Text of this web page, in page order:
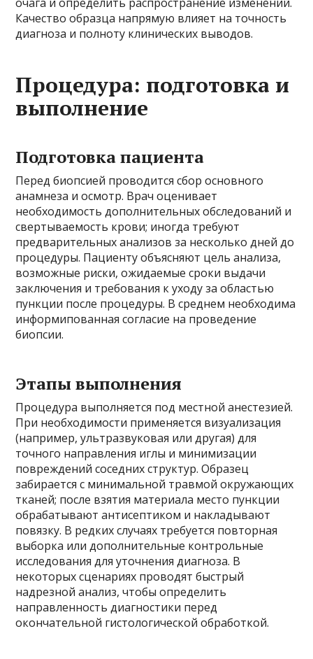
Качество образца напрямую влияет на точность
диагноза и полноту клинических выводов.
Процедура: подготовка и
выполнение
Подготовка пациента
Перед биопсией проводится сбор основного
анамнеза и осмотр. Врач оценивает
необходимость дополнительных обследований и
свертываемость крови; иногда требуют
предварительных анализов за несколько дней до
процедуры. Пациенту объясняют цель анализа,
возможные риски, ожидаемые сроки выдачи
заключения и требования к уходу за областью
пункции после процедуры. В среднем необходима
информипованная согласие на проведение
биопсии.
Этапы выполнения
Процедура выполняется под местной анестезией.
При необходимости применяется визуализация
(например, ультразвуковая или другая) для
точного направления иглы и минимизации
повреждений соседних структур. Образец
забирается с минимальной травмой окружающих
тканей; после взятия материала место пункции
обрабатывают антисептиком и накладывают
повязку. В редких случаях требуется повторная
выборка или дополнительные контрольные
исследования для уточнения диагноза. В
некоторых сценариях проводят быстрый
надрезной анализ, чтобы определить
направленность диагностики перед
окончательной гистологической обработкой.